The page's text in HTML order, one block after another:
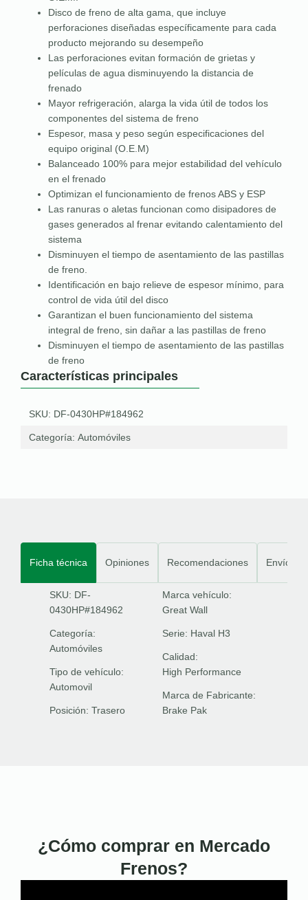
Disco de freno de alta gama, que incluye
perforaciones diseñadas específicamente para cada
producto mejorando su desempeño
Las perforaciones evitan formación de grietas y
películas de agua disminuyendo la distancia de
frenado
Mayor refrigeración, alarga la vida útil de todos los
componentes del sistema de freno
Espesor, masa y peso según especificaciones del
equipo original (O.E.M)
Balanceado 100% para mejor estabilidad del vehículo
en el frenado
Optimizan el funcionamiento de frenos ABS y ESP
Las ranuras o aletas funcionan como disipadores de
gases generados al frenar evitando calentamiento del
sistema
Disminuyen el tiempo de asentamiento de las pastillas
de freno.
Identificación en bajo relieve de espesor mínimo, para
control de vida útil del disco
Garantizan el buen funcionamiento del sistema
integral de freno, sin dañar a las pastillas de freno
Disminuyen el tiempo de asentamiento de las pastillas
de freno
Características principales
SKU: DF-0430HP#184962
Categoría: Automóviles
Ficha técnica Opiniones Recomendaciones Envíos
SKU: DF-
0430HP#184962
Categoría:
Automóviles
Tipo de vehículo:
Automovil
Posición: Trasero
Marca vehículo:
Great Wall
Serie: Haval H3
Calidad:
High Performance
Marca de Fabricante:
Brake Pak
¿Cómo comprar en Mercado
Frenos?